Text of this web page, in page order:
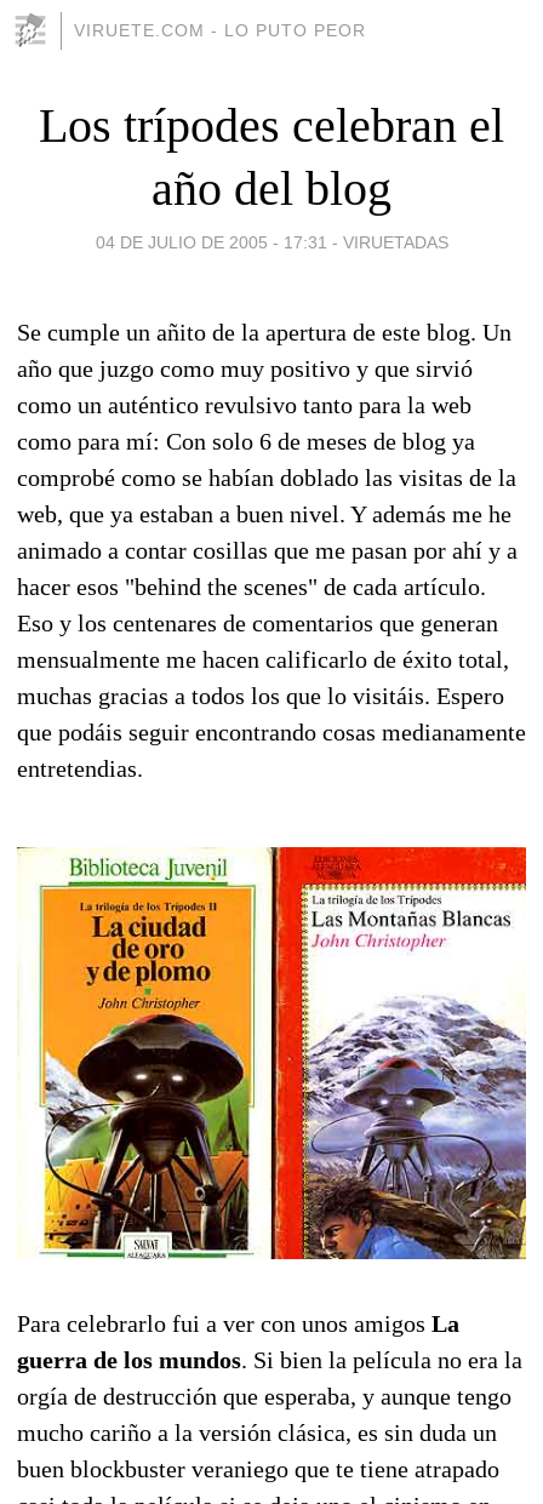
VIRUETE.COM - LO PUTO PEOR
Los trípodes celebran el
año del blog
04 DE JULIO DE 2005 - 17:31 - VIRUETADAS
Se cumple un añito de la apertura de este blog. Un
año que juzgo como muy positivo y que sirvió
como un auténtico revulsivo tanto para la web
como para mí: Con solo 6 de meses de blog ya
comprobé como se habían doblado las visitas de la
web, que ya estaban a buen nivel. Y además me he
animado a contar cosillas que me pasan por ahí y a
hacer esos "behind the scenes" de cada artículo.
Eso y los centenares de comentarios que generan
mensualmente me hacen calificarlo de éxito total,
muchas gracias a todos los que lo visitáis. Espero
que podáis seguir encontrando cosas medianamente
entretendias.
Para celebrarlo fui a ver con unos amigos La
guerra de los mundos. Si bien la película no era la
orgía de destrucción que esperaba, y aunque tengo
mucho cariño a la versión clásica, es sin duda un
buen blockbuster veraniego que te tiene atrapado